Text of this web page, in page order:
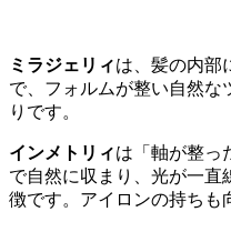
ミラジェリィは、髪の内部
で、フォルムが整い自然な
りです。
インメトリィは「軸が整っ
で自然に収まり、光が一直
徴です。アイロンの持ちも